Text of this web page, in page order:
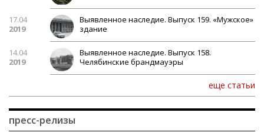
17.04
2019
Выявленное наследие. Выпуск 159. «Мужское»
здание
14.04
2019
Выявленное наследие. Выпуск 158.
Челябинские брандмауэры
еще статьи
пресс-релизы